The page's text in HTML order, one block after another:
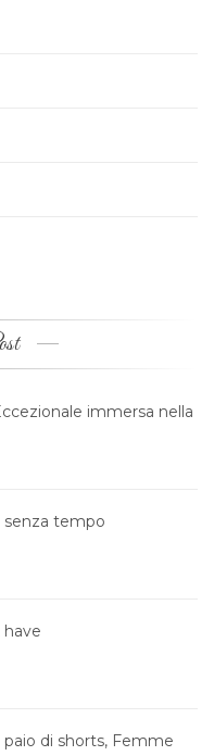
immersa nella
senza tempo
di shorts, Femme